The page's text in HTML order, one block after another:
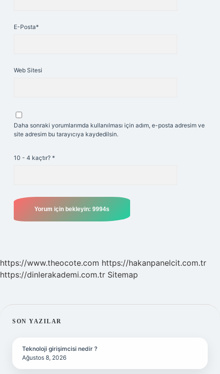
E-Posta*
Web Sitesi
Daha sonraki yorumlarımda kullanılması için adım, e-posta adresim ve
site adresim bu tarayıcıya kaydedilsin.
10 - 4 kaçtır? *
https://www.theocote.com https://hakanpanelcit.com.tr
https://dinlerakademi.com.tr Sitemap
SIDEBAR
SON YAZILAR
Teknoloji girişimcisi nedir ?
Ağustos 8, 2026